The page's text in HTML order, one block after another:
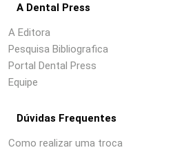
A Dental Press
A Editora
Pesquisa Bibliografica
Portal Dental Press
Equipe
Dúvidas Frequentes
Como realizar uma troca